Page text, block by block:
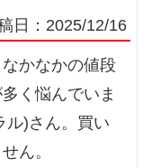
日： 2025/12/16
かなかの値段
く悩んでいま
ル)さん。買い
ん。